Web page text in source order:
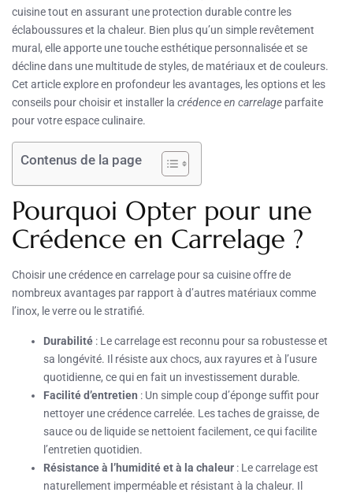
cuisine tout en assurant une protection durable contre les
éclaboussures et la chaleur. Bien plus qu’un simple revêtement
mural, elle apporte une touche esthétique personnalisée et se
décline dans une multitude de styles, de matériaux et de couleurs.
Cet article explore en profondeur les avantages, les options et les
conseils pour choisir et installer la crédence en carrelage parfaite
pour votre espace culinaire.
Contenus de la page
Pourquoi Opter pour une
Crédence en Carrelage ?
Choisir une crédence en carrelage pour sa cuisine offre de
nombreux avantages par rapport à d’autres matériaux comme
l’inox, le verre ou le stratifié.
Durabilité : Le carrelage est reconnu pour sa robustesse et
sa longévité. Il résiste aux chocs, aux rayures et à l’usure
quotidienne, ce qui en fait un investissement durable.
Facilité d’entretien : Un simple coup d’éponge suffit pour
nettoyer une crédence carrelée. Les taches de graisse, de
sauce ou de liquide se nettoient facilement, ce qui facilite
l’entretien quotidien.
Résistance à l’humidité et à la chaleur : Le carrelage est
naturellement imperméable et résistant à la chaleur. Il